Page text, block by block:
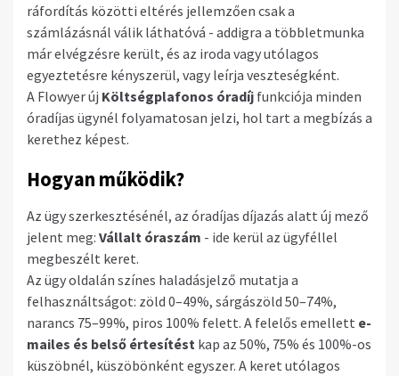
ráfordítás közötti eltérés jellemzően csak a
számlázásnál válik láthatóvá - addigra a többletmunka
már elvégzésre került, és az iroda vagy utólagos
egyeztetésre kényszerül, vagy leírja veszteségként.
A Flowyer új Költségplafonos óradíj funkciója minden
óradíjas ügynél folyamatosan jelzi, hol tart a megbízás a
kerethez képest.
Hogyan működik?
Az ügy szerkesztésénél, az óradíjas díjazás alatt új mező
jelent meg: Vállalt óraszám - ide kerül az ügyféllel
megbeszélt keret.
Az ügy oldalán színes haladásjelző mutatja a
felhasználtságot: zöld 0–49%, sárgászöld 50–74%,
narancs 75–99%, piros 100% felett. A felelős emellett e-
mailes és belső értesítést kap az 50%, 75% és 100%-os
küszöbnél, küszöbönként egyszer. A keret utólagos